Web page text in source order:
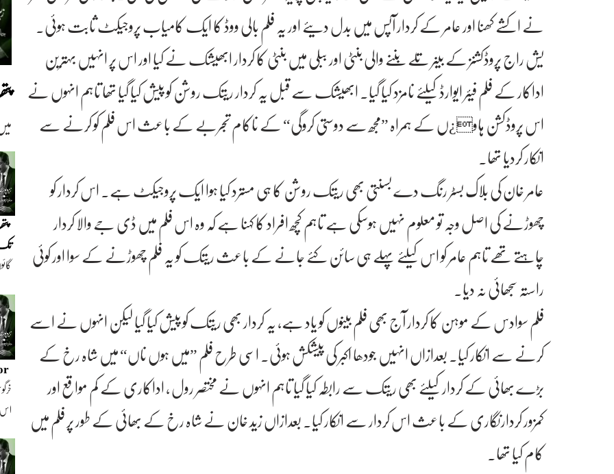
نے اکشے کھنا اور عامر کے کردار آپس میں بدل دیئے اور یہ فلم بالی ووڈ کا ایک کامیاب پروجیکٹ ثابت ہوئی۔
یش راج پروڈکشنز کے بینر تلے بننے والی بنٹی اور ببلی میں بنٹی کا کردار ابھیشک نے کیا اور اس پر انہیں بہترین
اداکار کے فلم فیئر ایوارڈ کیلئے نامزد کیا گیا۔ ابھیشک سے قبل یہ کردار ریتک روشن کو پیش کیا گیا تھا تاہم انہوں نے
اس پروڈکشن ہاو¿ں کے ہمراہ ”مجھ سے دوستی کروگی“ کے ناکام تجربے کے باعث اس فلم کو کرنے سے
انکار کردیا تھا۔
عامر خان کی بلاک بسٹر رنگ دے بسنتی بھی ریتک روشن کا ہی مسترد کیا ہوا ایک پروجیکٹ ہے۔ اس کردار کو
چھوڑنے کی اصل وجہ تو معلوم نہیں ہوسکی ہے تاہم کچھ افراد کا کہنا ہے کہ وہ اس فلم میں ڈی جے والا کردار
چاہتے تھے تاہم عامر کو اس کیلئے پہلے ہی سائن کئے جانے کے باعث ریتک کو یہ فلم چھوڑنے کے سوا اور کوئی
راستہ سجھائی نہ دیا۔
فلم سوادس کے موہن کا کردار آج بھی فلم بینوں کو یاد ہے، یہ کردار بھی ریتک کو پیش کیا گیا لیکن انہوں نے اسے
کرنے سے انکار کیا۔ بعدازاں انہیں جودھا اکبر کی پیشکش ہوئی۔ اسی طرح فلم ”میں ہوں ناں“ میں شاہ رخ کے
بڑے بھائی کے کردار کیلئے بھی ریتک سے رابطہ کیا گیا تاہم انہوں نے مختصر رول ، اداکاری کے کم مواقع اور
کمزور کردارنگاری کے باعث اس کردار سے انکار کیا۔ بعدازاں زید خان نے شاہ رخ کے بھائی کے طور پر فلم میں
کام کیا تھا۔